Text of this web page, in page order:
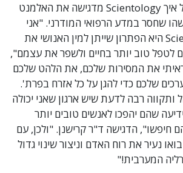
ד"ר קרישנן דיברה על איך Scientology מדגישה את האלמנט
שחסר במדע הרפואי המודרני. "אני
מאמינה ש-Scientology היא הפתרון שייתן למין האנושי את
לטפל טוב יותר בחיים ולשפר את עצמם",
את המסירות שלכם, את הלהט שלכם
שלכם כדי להגן על כל אזרח בפרת'.
ותקווה רבה לדעת שיש ארגון שאני יכולה
שהם יהפכו לאנשים טובים יותר
הדגישה ד"ר קרישנן. "ולכן, עם
נעיר את רוח האדם וניצור שינוי גדול
המערבית!"